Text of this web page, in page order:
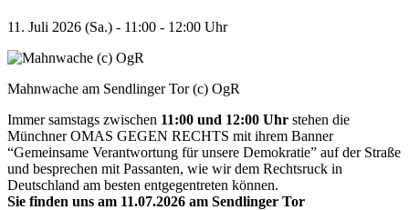
11. Juli 2026 (Sa.) - 11:00 - 12:00 Uhr
Mahnwache am Sendlinger Tor (c) OgR
Immer samstags zwischen 11:00 und 12:00 Uhr stehen die
Münchner OMAS GEGEN RECHTS mit ihrem Banner
“Gemeinsame Verantwortung für unsere Demokratie” auf der Straße
und besprechen mit Passanten, wie wir dem Rechtsruck in
Deutschland am besten entgegentreten können.
Sie finden uns am 11.07.2026 am Sendlinger Tor